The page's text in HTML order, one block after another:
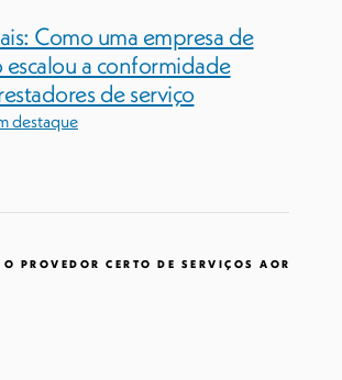
Como uma empresa de
escalou a conformidade
de serviço
destaque
O PROVEDOR CERTO DE SERVIÇOS AOR